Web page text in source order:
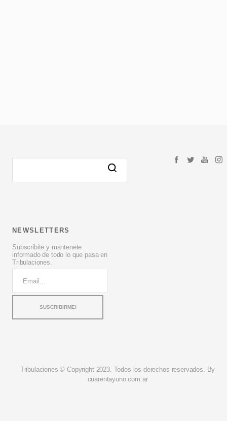
NEWSLETTERS
Subscribite y mantenete
informado de todo lo que pasa en
Tribulaciones.
Tribulaciones © Copyright 2023. Todos los derechos reservados. By
cuarentayuno.com.ar